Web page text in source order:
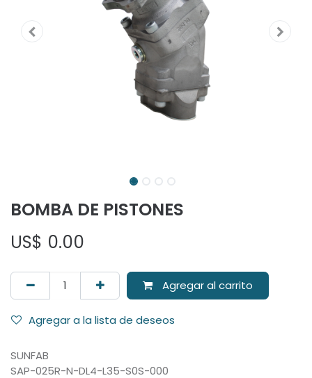
BOMBA DE PISTONES
US$ 0.00
Agregar al carrito
Agregar a la lista de deseos
SUNFAB
SAP-025R-N-DL4-L35-S0S-000